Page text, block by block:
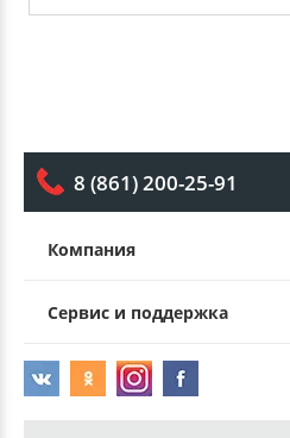
8 (861) 200-25-91
Компания
Сервис и поддержка